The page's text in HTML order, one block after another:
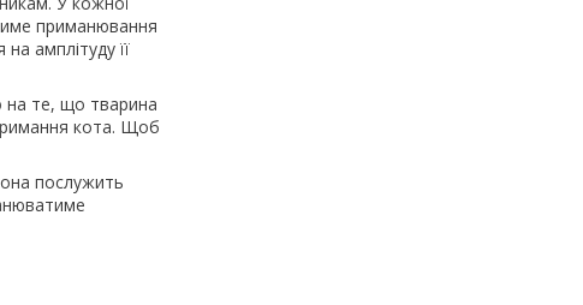
приманювання
амплітуду її
на те, що тварина
кота. Щоб
послужить